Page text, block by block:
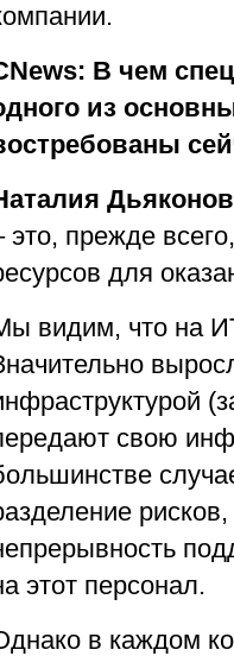
В чем
из
это, прежде
для
видим, что на
свою
этот персонал.
в каждом